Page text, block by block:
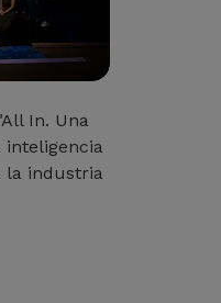
In. Una
la industria